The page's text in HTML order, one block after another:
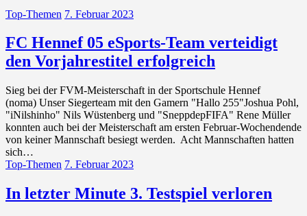
Top-Themen 7. Februar 2023
FC Hennef 05 eSports-Team verteidigt
den Vorjahrestitel erfolgreich
Sieg bei der FVM-Meisterschaft in der Sportschule Hennef
(noma) Unser Siegerteam mit den Gamern "Hallo 255"Joshua Pohl,
"iNilshinho" Nils Wüstenberg und "SneppdepFIFA" Rene Müller
konnten auch bei der Meisterschaft am ersten Februar-Wochendende
von keiner Mannschaft besiegt werden. Acht Mannschaften hatten
sich…
Top-Themen 7. Februar 2023
In letzter Minute 3. Testspiel verloren